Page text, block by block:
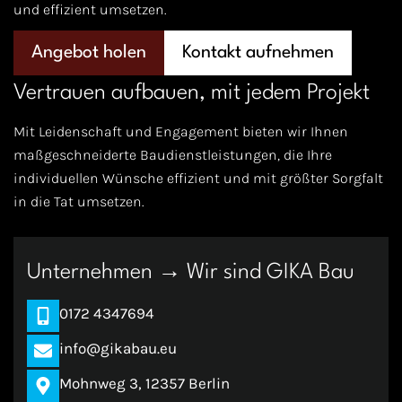
Know-how für
Bodenaushub
Erdaushub
Wiederverwertung oder Entsorgung des Bodens
Verdichtung
Rückbau und Entkernung von
Immobilien in Berlin
Wir bieten
und Rückbau im Raum Berlin. Bei einer Entkernung
und effizient umsetzen.
Angebot holen Kontakt aufnehmen
Vertrauen aufbauen, mit jedem Projekt
Mit Leidenschaft und Engagement bieten wir Ihnen
maßgeschneiderte Baudienstleistungen, die Ihre
individuellen Wünsche effizient und mit größter Sorgfalt
in die Tat umsetzen.
Unternehmen → Wir sind GIKA Bau
0172 4347694
info@gikabau.eu
Mohnweg 3, 12357 Berlin